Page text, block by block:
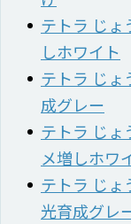
テトラ じょ
しホワイト
テトラ じょ
成グレー
テトラ じ
メ増しホワ
テトラ じ
光育成グレ